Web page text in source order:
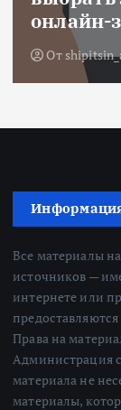
онлайн-
От
Все материалы
источников —
интернете или
Права на
Администрация
материала не
материалы,